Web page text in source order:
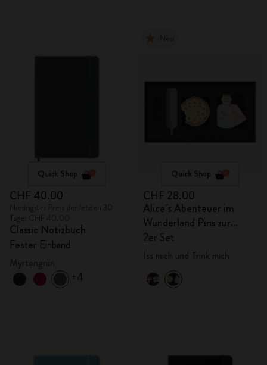
Quick Shop
CHF 40.00
Classic Notizbuch
Fester Einband
+4
Quick Shop
CHF 28.00
Alice´s Abenteuer im
Wunderland Pins zur
Personalisierung
2er Set